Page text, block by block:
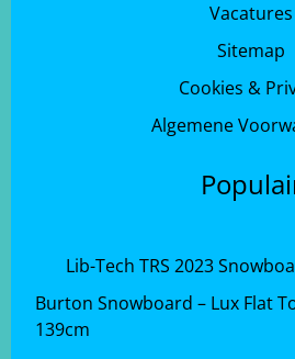
Vacatures
Sitemap
Cookies &
Algemene
Lib-Tech TRS 2023
Burton Snowboard – Lux Flat
139cm